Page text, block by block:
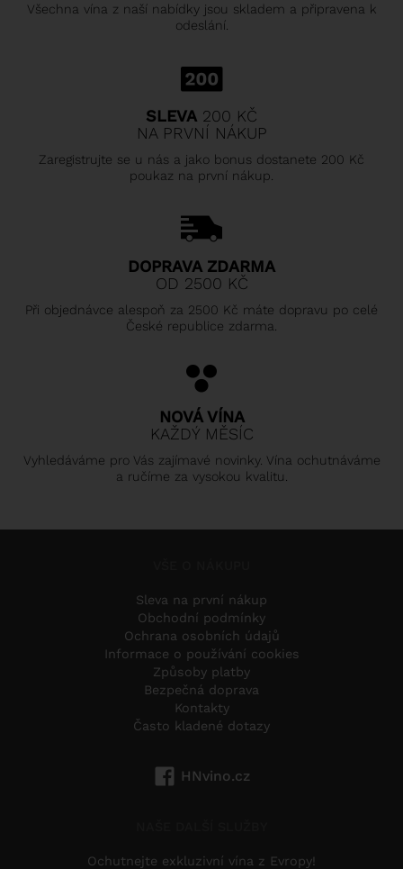
Všechna vína z naší nabídky jsou skladem a připravena k
odeslání.
SLEVA 200 KČ
NA PRVNÍ NÁKUP
Zaregistrujte se u nás a jako bonus dostanete 200 Kč
poukaz na první nákup.
DOPRAVA ZDARMA
OD 2500 KČ
Při objednávce alespoň za 2500 Kč máte dopravu po celé
České republice zdarma.
NOVÁ VÍNA
KAŽDÝ MĚSÍC
Vyhledáváme pro Vás zajímavé novinky. Vína ochutnáváme
a ručíme za vysokou kvalitu.
Sleva na první nákup
Obchodní podmínky
Ochrana osobních údajů
Informace o používání cookies
Způsoby platby
Bezpečná doprava
Kontakty
Často kladené dotazy
HNvino.cz
Ochutnejte exkluzivní vína z Evropy!